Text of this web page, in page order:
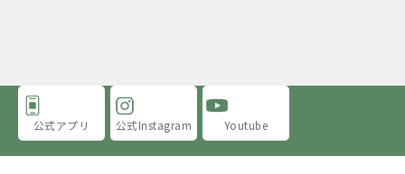
公式アプリ 公式Instagram Youtube